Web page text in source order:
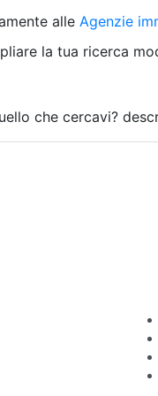
alle Agenzie
la tua ricerca
che cercavi?